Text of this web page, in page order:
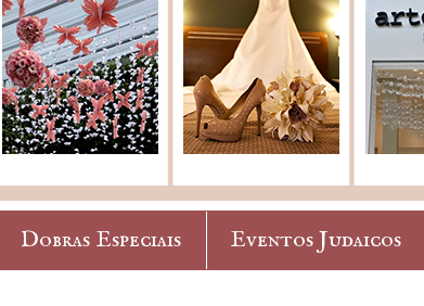
Dobras Especiais Eventos Judaicos